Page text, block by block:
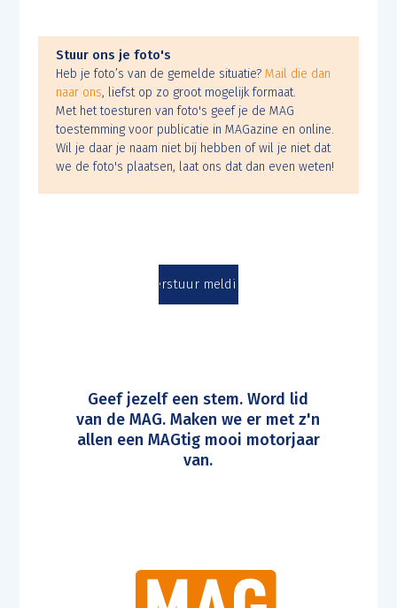
Stuur ons je foto's
Heb je foto’s van de gemelde situatie? Mail die dan
naar ons, liefst op zo groot mogelijk formaat.
Met het toesturen van foto's geef je de MAG
toestemming voor publicatie in MAGazine en online.
Wil je daar je naam niet bij hebben of wil je niet dat
we de foto's plaatsen, laat ons dat dan even weten!
Geef jezelf een stem. Word lid
van de MAG. Maken we er met z'n
allen een MAGtig mooi motorjaar
van.